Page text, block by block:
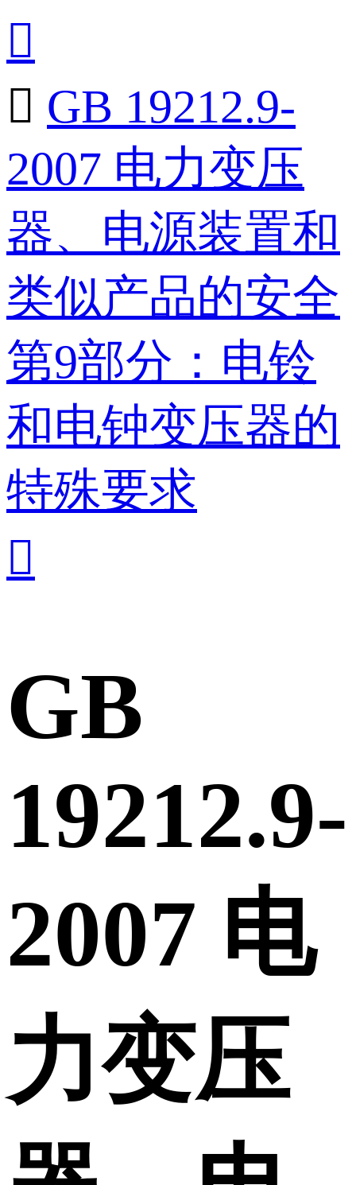

 GB 19212.9-
2007 电力变压
器、电源装置和
类似产品的安全
第9部分：电铃
和电钟变压器的
特殊要求

GB
19212.9-
2007 电
力变压